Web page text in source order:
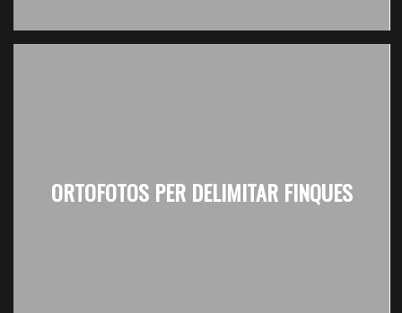
ORTOFOTOS PER DELIMITAR FINQUES